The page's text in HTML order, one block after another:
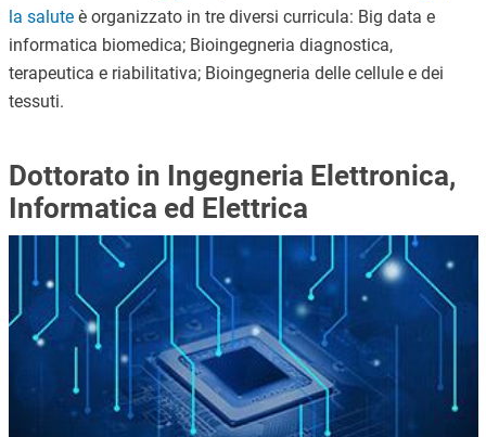
la saluteè organizzato in tre diversi curricula: Big data e
informatica biomedica; Bioingegneria diagnostica,
terapeutica e riabilitativa; Bioingegneria delle cellule e dei
tessuti.
Dottorato in Ingegneria Elettronica,
Informatica ed Elettrica